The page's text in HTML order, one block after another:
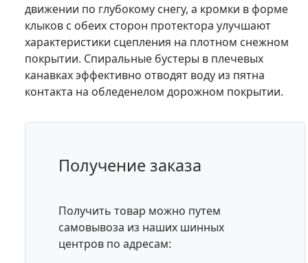
движении по глубокому снегу, а кромки в форме
клыков с обеих сторон протектора улучшают
характеристики сцепления на плотном снежном
покрытии. Спиральные бустеры в плечевых
канавках эффективно отводят воду из пятна
контакта на обледенелом дорожном покрытии.
Получение заказа
Получить товар можно путем
самовывоза из наших шинных
центров по адресам: